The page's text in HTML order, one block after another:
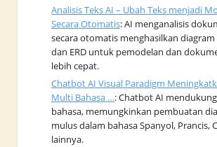
Analisis Teks AI – Ubah Teks menjadi
Secara Otomatis: AI menganalisis
secara otomatis menghasilkan diagram
dan ERD untuk pemodelan dan
lebih cepat.
Chatbot AI Visual Paradigm
Multi Bahasa …: Chatbot AI
bahasa, memungkinkan pembuatan
mulus dalam bahasa Spanyol, Prancis,
lainnya.